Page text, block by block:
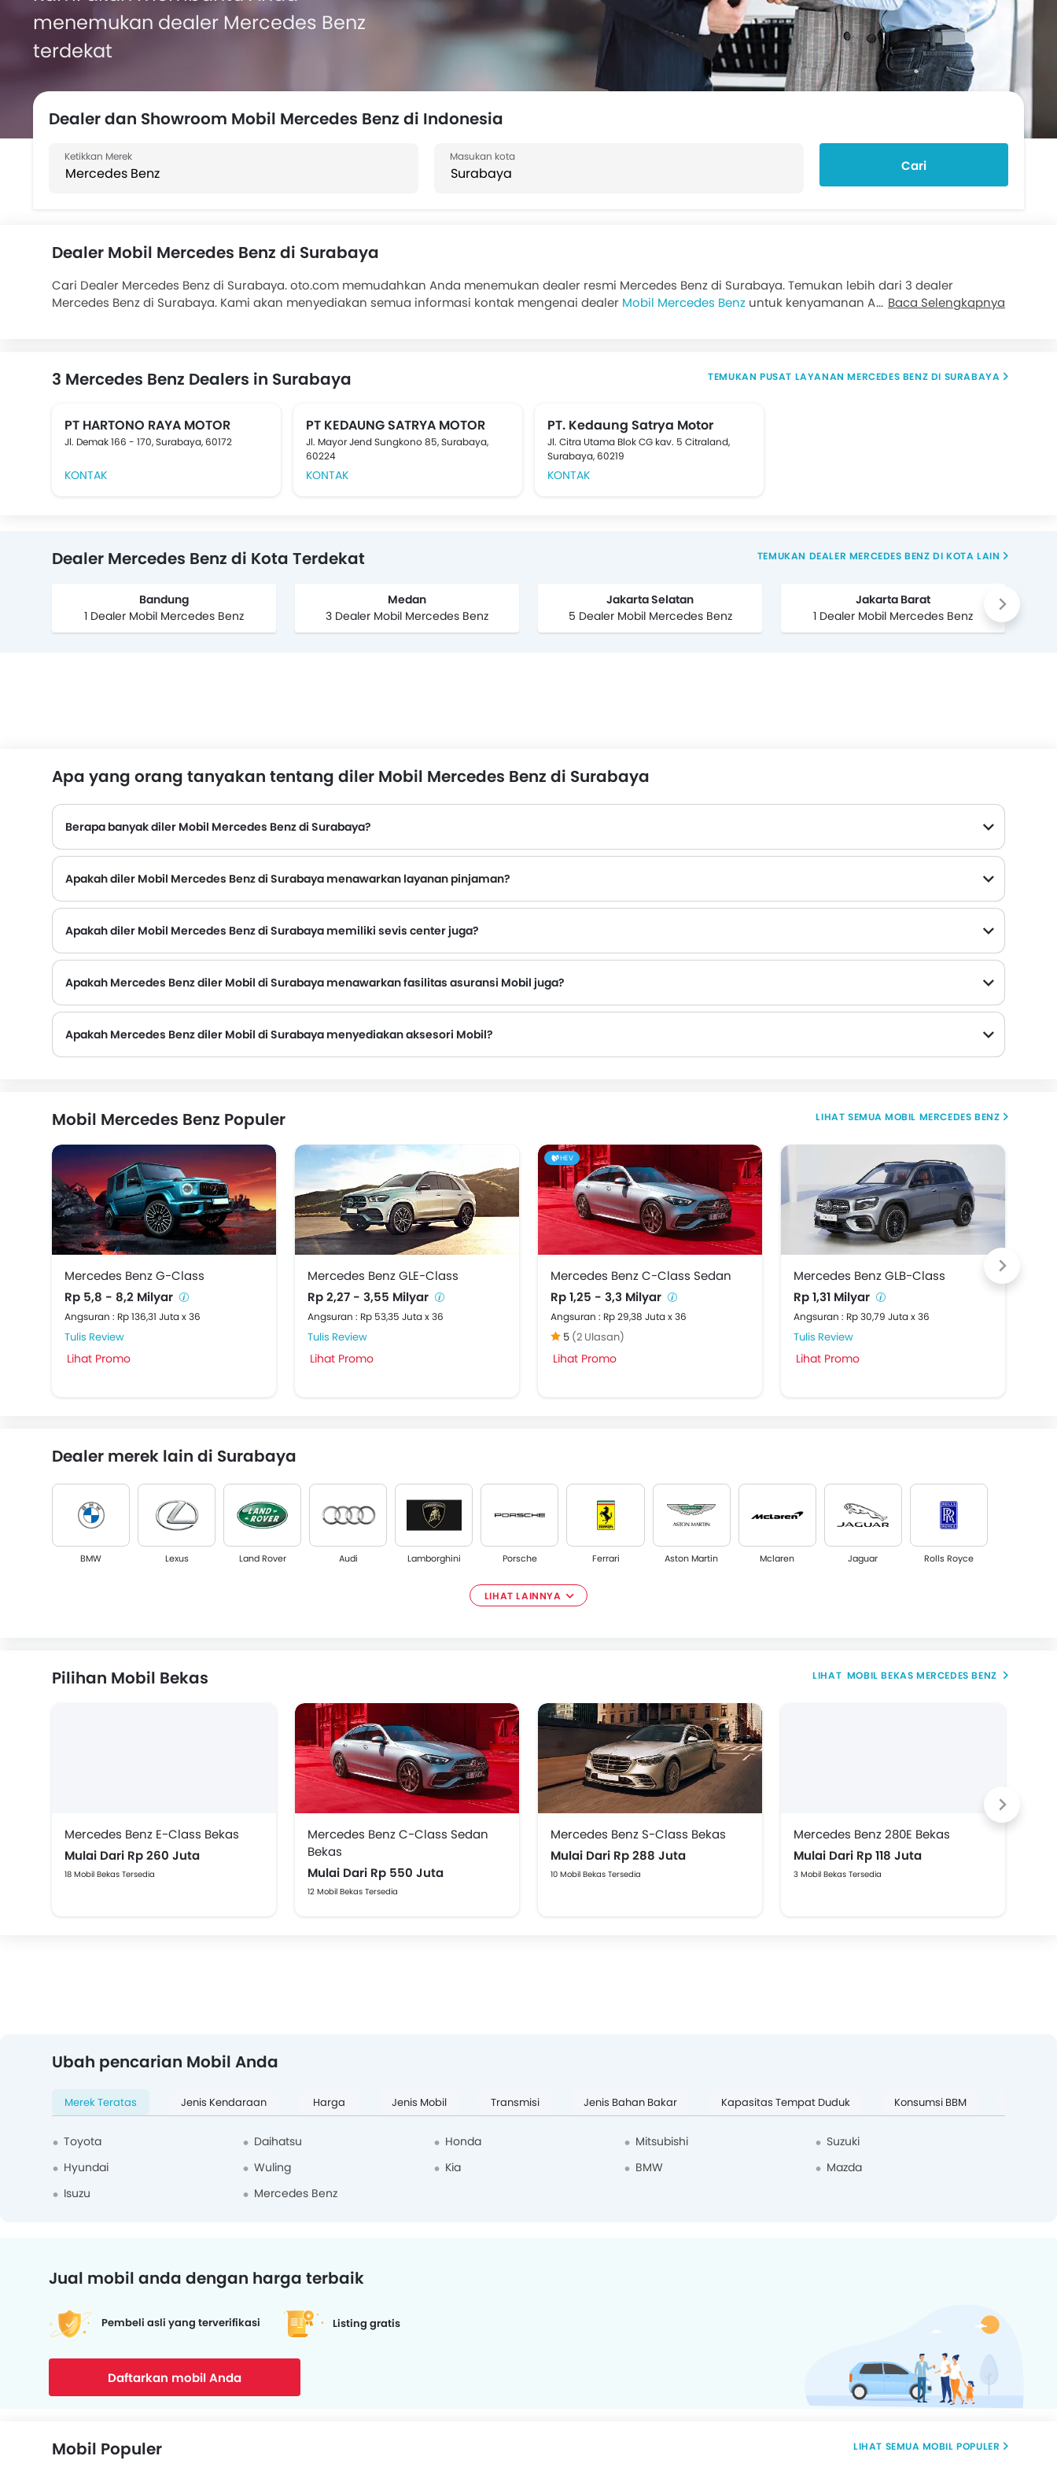
menemukan dealer Mercedes Benz
terdekat
Dealer dan Showroom Mobil Mercedes Benz di Indonesia
Cari
Dealer Mobil Mercedes Benz di Surabaya
Cari Dealer Mercedes Benz di Surabaya. oto.com memudahkan Anda menemukan dealer resmi Mercedes Benz di Surabaya. Temukan lebih dari 3 dealer
Mercedes Benz di Surabaya. Kami akan menyediakan semua informasi kontak mengenai dealer Mobil Mercedes Benz untuk kenyamanan Anda. Detail yang
Baca Selengkapnya
3 Mercedes Benz Dealers in Surabaya
PT HARTONO RAYA MOTOR
Jl. Demak 166 - 170, Surabaya, 60172
KONTAK
PT KEDAUNG SATRYA MOTOR
Jl. Mayor Jend Sungkono 85, Surabaya,
60224
KONTAK
PT. Kedaung Satrya Motor
Jl. Citra Utama Blok CG kav. 5 Citraland,
Surabaya, 60219
KONTAK
TEMUKAN PUSAT LAYANAN MERCEDES BENZ DI SURABAYA
Dealer Mercedes Benz di Kota Terdekat
Bandung
1 Dealer Mobil Mercedes Benz
Medan
3 Dealer Mobil Mercedes Benz
Jakarta Selatan
5 Dealer Mobil Mercedes Benz
Jakarta Barat
1 Dealer Mobil Mercedes Benz
TEMUKAN DEALER MERCEDES BENZ DI KOTA LAIN
Apa yang orang tanyakan tentang diler Mobil Mercedes Benz di Surabaya
Berapa banyak diler Mobil Mercedes Benz di Surabaya?
Apakah diler Mobil Mercedes Benz di Surabaya menawarkan layanan pinjaman?
Apakah diler Mobil Mercedes Benz di Surabaya memiliki sevis center juga?
Apakah Mercedes Benz diler Mobil di Surabaya menawarkan fasilitas asuransi Mobil juga?
Apakah Mercedes Benz diler Mobil di Surabaya menyediakan aksesori Mobil?
Mobil Mercedes Benz Populer
Mercedes Benz G-Class
Rp 5,8 - 8,2 Milyar
Angsuran : Rp 136,31 Juta x 36
Tulis Review
Lihat Promo
Mercedes Benz GLE-Class
Rp 2,27 - 3,55 Milyar
Angsuran : Rp 53,35 Juta x 36
Tulis Review
Lihat Promo
HEV
Mercedes Benz C-Class Sedan
Rp 1,25 - 3,3 Milyar
Angsuran : Rp 29,38 Juta x 36
5 (2 Ulasan)
Lihat Promo
Mercedes Benz GLB-Class
Rp 1,31 Milyar
Angsuran : Rp 30,79 Juta x 36
Tulis Review
Lihat Promo
MOBIL MERCEDES BENZ
Dealer merek lain di Surabaya
BMW Lexus Land Rover Audi Lamborghini Porsche Ferrari Aston Martin Mclaren Jaguar Rolls Royce
Leapmotor Honri Polytron Changan JAC
LIHAT LAINNYA
Pilihan Mobil Bekas
Mercedes Benz E-Class Bekas
Mulai Dari Rp 260 Juta
18 Mobil Bekas Tersedia
Mercedes Benz C-Class Sedan
Bekas
Mulai Dari Rp 550 Juta
12 Mobil Bekas Tersedia
Mercedes Benz S-Class Bekas
Mulai Dari Rp 288 Juta
10 Mobil Bekas Tersedia
Mercedes Benz 280E Bekas
Mulai Dari Rp 118 Juta
3 Mobil Bekas Tersedia
MOBIL BEKAS MERCEDES BENZ
Ubah pencarian Mobil Anda
Merek Teratas Jenis Kendaraan Harga Jenis Mobil Transmisi Jenis Bahan Bakar Kapasitas Tempat Duduk Konsumsi BBM
Toyota Daihatsu Honda Mitsubishi
Suzuki
Hyundai
Wuling Kia BMW
Mazda
Isuzu
Mercedes Benz
Jual mobil anda dengan harga terbaik
Pembeli asli yang terverifikasi Listing gratis
Daftarkan mobil Anda
Mobil Populer MOBIL POPULER